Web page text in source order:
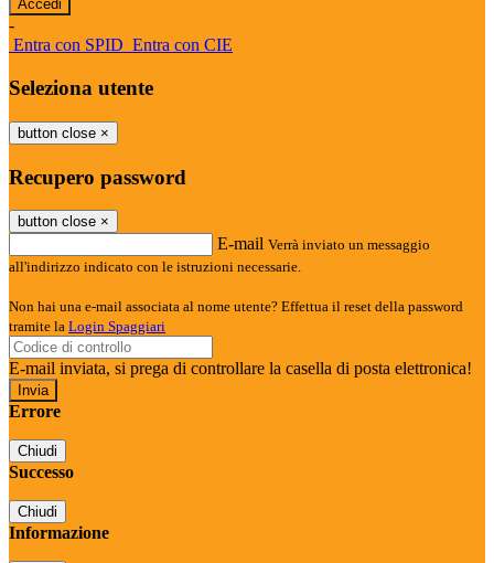
-
Entra con SPID Entra con CIE
Seleziona utente
button close ×
Recupero password
button close ×
E-mail Verrà inviato un messaggio
all'indirizzo indicato con le istruzioni necessarie.
Non hai una e-mail associata al nome utente? Effettua il reset della password
tramite la Login Spaggiari
E-mail inviata, si prega di controllare la casella di posta elettronica!
Errore
Chiudi
Successo
Chiudi
Informazione